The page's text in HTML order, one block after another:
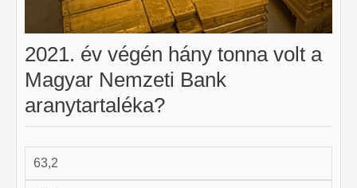
2021. év végén hány tonna volt a
Magyar Nemzeti Bank
aranytartaléka?
63,2